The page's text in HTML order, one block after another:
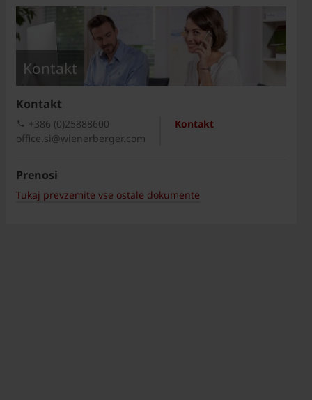
Kontakt
Kontakt
Kontakt
+386 (0)25888600
office.si@wienerberger.com
Prenosi
Tukaj prevzemite vse ostale dokumente